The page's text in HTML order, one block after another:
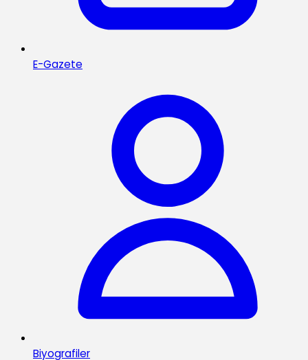
E-Gazete
Biyografiler